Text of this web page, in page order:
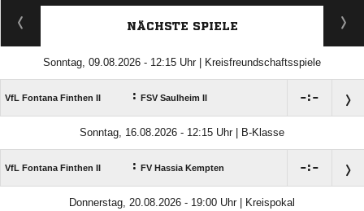
ANZEIGE
NÄCHSTE SPIELE
Sonntag, 09.08.2026 - 12:15 Uhr | Kreisfreundschaftsspiele
VfL Fontana Finthen II : FSV Saulheim II :
Sonntag, 16.08.2026 - 12:15 Uhr | B-Klasse
VfL Fontana Finthen II : FV Hassia Kempten :
Donnerstag, 20.08.2026 - 19:00 Uhr | Kreispokal